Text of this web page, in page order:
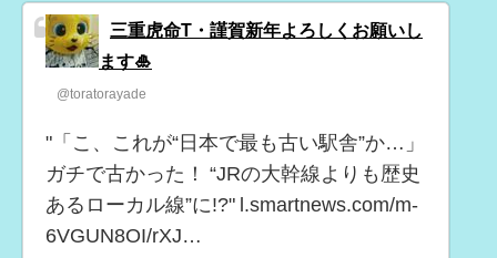
三重虎命T・謹賀新年よろしくお願いし
ます🎍
@toratorayade
"「こ、これが“日本で最も古い駅舎”か…」
ガチで古かった！ “JRの大幹線よりも歴史
あるローカル線”に!?" l.smartnews.com/m-
6VGUN8OI/rXJ…